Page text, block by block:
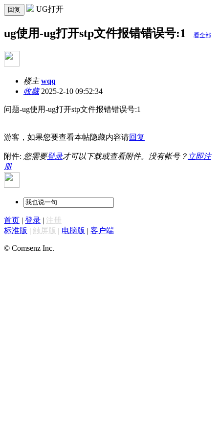
回复 UG打开
ug使用-ug打开stp文件报错错误号:1 看全部
楼主 wqq
收藏2025-2-10 09:52:34
问题-ug使用-ug打开stp文件报错错误号:1
游客，如果您要查看本帖隐藏内容请回复
附件: 您需要登录才可以下载或查看附件。没有帐号？ 立即注
册
首页 | 登录 | 注册
标准版 | 触屏版 | 电脑版 | 客户端
© Comsenz Inc.